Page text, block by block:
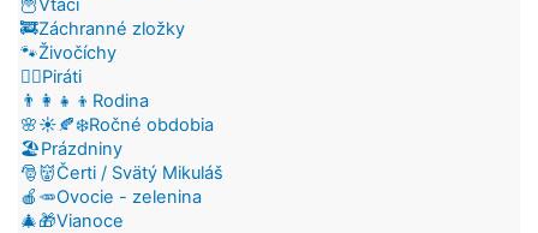
🦉Vtáci
🚒Záchranné zložky
🐾Živočíchy
🏴‍☠️Piráti
👨‍👩‍👧‍👦Rodina
🌸☀️🍂❄️Ročné obdobia
🏖️Prázdniny
🎅👹Čerti / Svätý Mikuláš
🍎🥕Ovocie - zelenina
🎄🎁Vianoce